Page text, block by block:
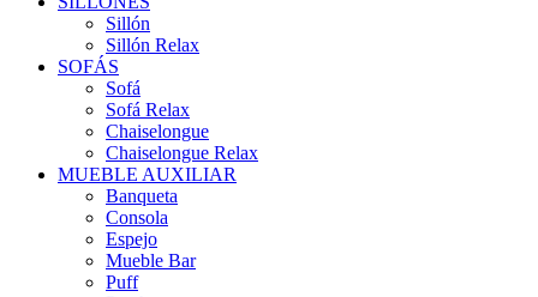
Sillón
Sillón Relax
SOFÁS
Sofá
Sofá Relax
Chaiselongue
Chaiselongue Relax
MUEBLE AUXILIAR
Banqueta
Consola
Espejo
Mueble Bar
Puff